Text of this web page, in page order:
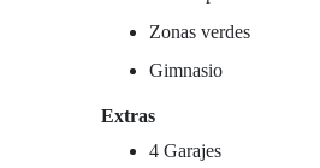
Zonas verdes
Gimnasio
Extras
4 Garajes